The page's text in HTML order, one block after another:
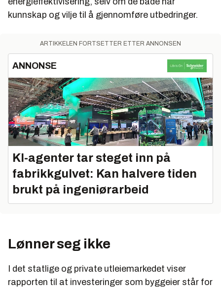
kunnskap og vilje til å gjennomføre utbedringer.
ARTIKKELEN FORTSETTER ETTER ANNONSEN
ANNONSE
KI-agenter tar steget inn på
fabrikkgulvet: Kan halvere tiden
brukt på ingeniørarbeid
Lønner seg ikke
I det statlige og private utleiemarkedet viser
rapporten til at investeringer som byggeier står for